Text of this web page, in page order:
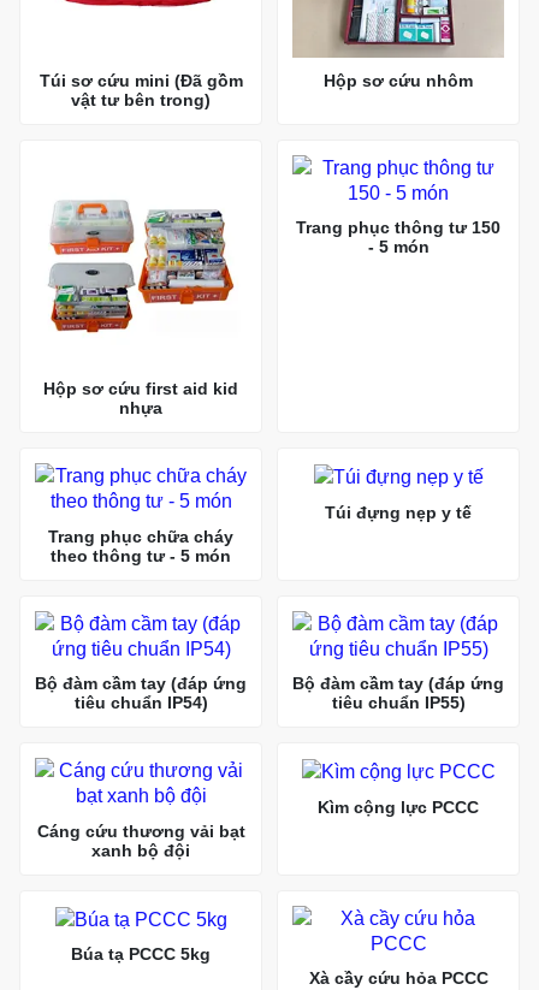
Túi sơ cứu mini (Đã gồm
vật tư bên trong)
Hộp sơ cứu nhôm
Hộp sơ cứu first aid kid
nhựa
Trang phục thông tư 150
- 5 món
Trang phục chữa cháy
theo thông tư - 5 món
Túi đựng nẹp y tế
Bộ đàm cầm tay (đáp ứng
tiêu chuẩn IP54)
Bộ đàm cầm tay (đáp ứng
tiêu chuẩn IP55)
Cáng cứu thương vải bạt
xanh bộ đội
Kìm cộng lực PCCC
Búa tạ PCCC 5kg
Xà cầy cứu hỏa PCCC